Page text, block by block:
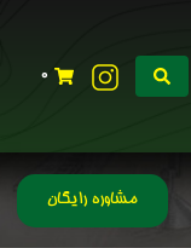
0
مشاوره رایگان